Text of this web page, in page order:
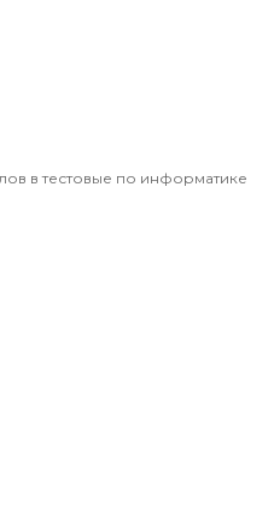
в тестовые по информатике